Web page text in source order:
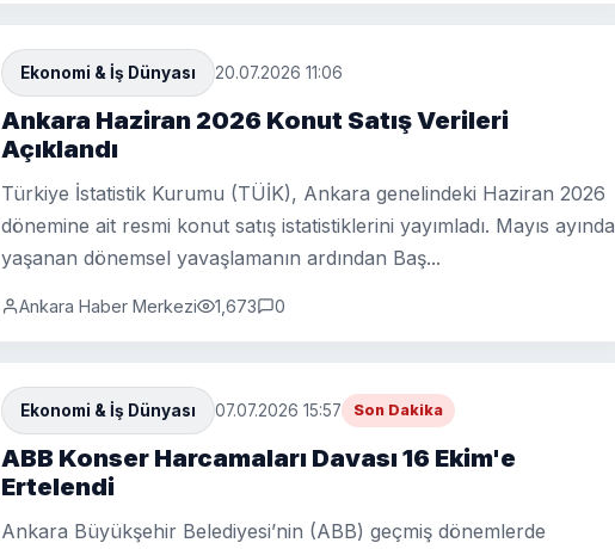
Ekonomi & İş Dünyası 20.07.2026 11:06
Ankara Haziran 2026 Konut Satış Verileri
Açıklandı
Türkiye İstatistik Kurumu (TÜİK), Ankara genelindeki Haziran 2026
dönemine ait resmi konut satış istatistiklerini yayımladı. Mayıs ayında
yaşanan dönemsel yavaşlamanın ardından Baş...
Ankara Haber Merkezi 1,673 0
Ekonomi & İş Dünyası 07.07.2026 15:57 Son Dakika
ABB Konser Harcamaları Davası 16 Ekim'e
Ertelendi
Ankara Büyükşehir Belediyesi’nin (ABB) geçmiş dönemlerde